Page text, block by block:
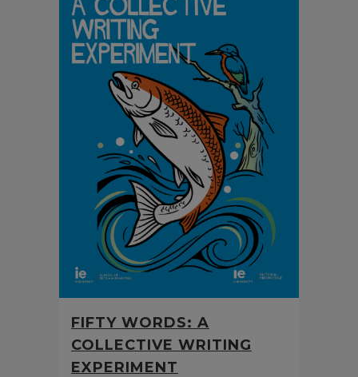
FIFTY WORDS: A
COLLECTIVE WRITING
EXPERIMENT